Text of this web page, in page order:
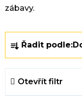
zábavy.
a
z
e
n
Řadit podle:
Otevřít filtr